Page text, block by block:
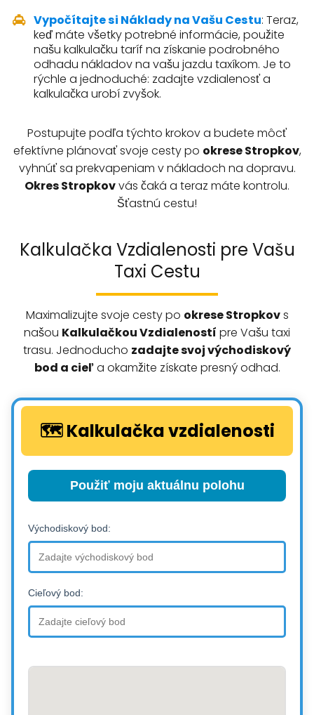
Vypočítajte si Náklady na Vašu Cestu: Teraz,
keď máte všetky potrebné informácie, použite
našu kalkulačku taríf na získanie podrobného
odhadu nákladov na vašu jazdu taxíkom. Je to
rýchle a jednoduché: zadajte vzdialenosť a
kalkulačka urobí zvyšok.
Postupujte podľa týchto krokov a budete môcť
efektívne plánovať svoje cesty po okrese Stropkov,
vyhnúť sa prekvapeniam v nákladoch na dopravu.
Okres Stropkovvás čaká a teraz máte kontrolu.
Šťastnú cestu!
Kalkulačka Vzdialenosti pre Vašu
Taxi Cestu
Maximalizujte svoje cesty po okreseStropkovs
našou Kalkulačkou Vzdialeností pre Vašu taxi
trasu. Jednoducho zadajte svoj východiskový
bod a cieľa okamžite získate presný odhad.
🗺️ Kalkulačka vzdialenosti
Použiť moju aktuálnu polohu
Východiskový bod:
Cieľový bod: